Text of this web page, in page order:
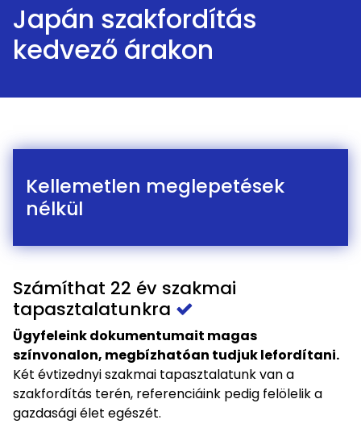
Japán szakfordítás
kedvező árakon
Kellemetlen meglepetések
nélkül
Számíthat 22 év szakmai
tapasztalatunkra
Ügyfeleink dokumentumait magas
színvonalon, megbízhatóan tudjuk lefordítani.
Két évtizednyi szakmai tapasztalatunk van a
szakfordítás terén, referenciáink pedig felölelik a
gazdasági élet egészét.